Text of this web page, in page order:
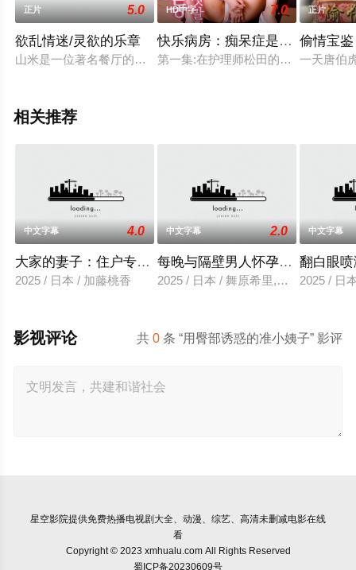
正片 5.0
欲乱情迷/灵欲的乐章
山米是一位著名餐厅的老板兼主厨，他深爱自己的太太和孩子
HD中字 7.0
快乐病房：痴呆症是谎言
第一集:在护理师松田的帮助下洗澡
正片
偷情宝
一天唐伯
相关推荐
中文字幕 4.0
大家的妻子：住户专用洞口
2025 / 日本 / 加藤桃香
中文字幕 2.0
每晚与隔壁男人怀孕性爱
2025 / 日本 / 舞原希里,佐川金二
中文字幕
翻白眼
2025 / 日
共0 条 “用臀部诱惑的准小姨子” 影评
影视评论
星空影院提供免费热播电视剧大全、动漫、综艺、高清未删减电影在线
看
Copyright © 2023 xmhualu.com All Rights Reserved
蜀ICP备20230609号